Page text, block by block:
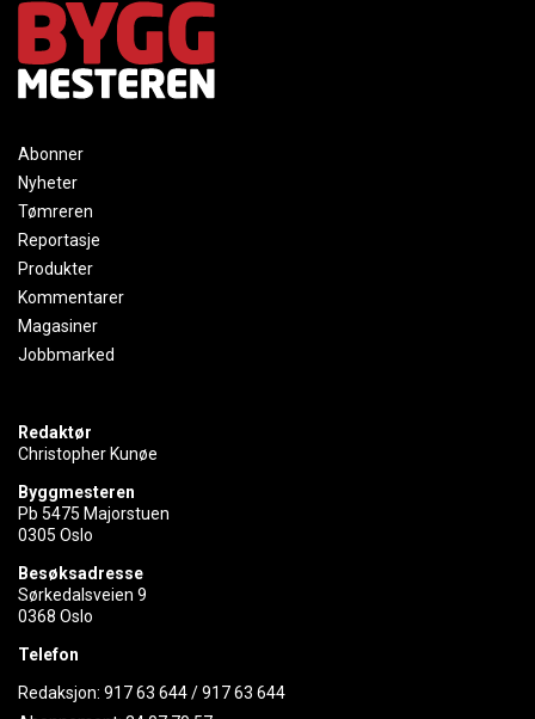
Abonner
Nyheter
Tømreren
Reportasje
Produkter
Kommentarer
Magasiner
Jobbmarked
Redaktør
Christopher Kunøe
Byggmesteren
Pb 5475 Majorstuen
0305 Oslo
Besøksadresse
Sørkedalsveien 9
0368 Oslo
Telefon
Redaksjon: 917 63 644/917 63 644